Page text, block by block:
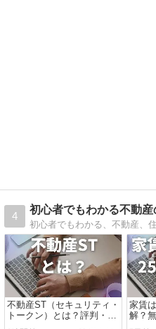
4
初心者でもわかる不動
初心者でもわかる、不動産、
不動産ST（セキュリティ・
トークン）とは？評判・メ
リット・注意点を解説
家賃
解？
活レ